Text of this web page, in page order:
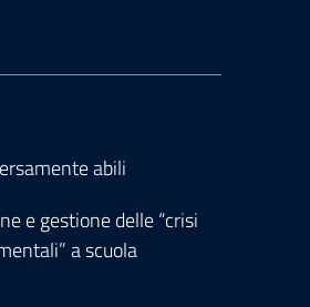
abili
e gestione delle “crisi
a scuola